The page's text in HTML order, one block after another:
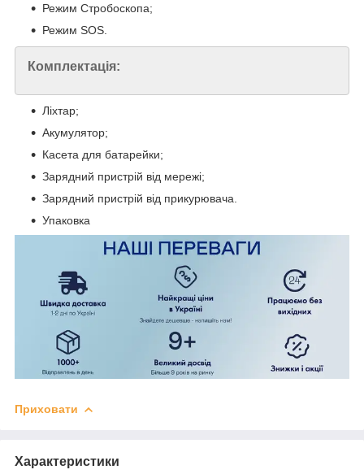
Режим Стробоскопа;
Режим SOS.
Комплектація:
Ліхтар;
Акумулятор;
Касета для батарейки;
Зарядний пристрій від мережі;
Зарядний пристрій від прикурювача.
Упаковка
Приховати
Характеристики